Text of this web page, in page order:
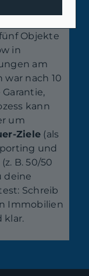
Objekte
in
am
war nach 10
kann
um
Ziele (als
und
(z. B. 50/50
deine
Schreib
Immobilien
klar.